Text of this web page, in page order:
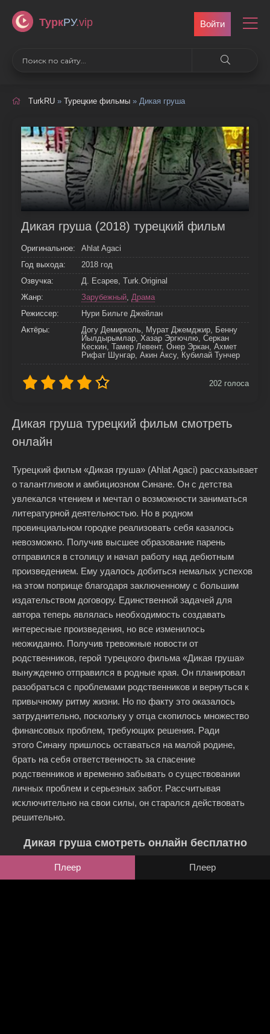
ТуркРУ.vip Войти
TurkRU » Турецкие фильмы » Дикая груша
Дикая груша (2018) турецкий фильм
Оригинальное:
Ahlat Agaci
Год выхода:
2018 год
Озвучка:
Д. Есарев, Turk.Original
Жанр:
Зарубежный, Драма
Режиссер:
Нури Бильге Джейлан
Актёры:
Догу Демирколь, Мурат Джемджир, Бенну
Йылдырымлар, Хазар Эргючлю, Серкан
Кескин, Тамер Левент, Онер Эркан, Ахмет
Рифат Шунгар, Акин Аксу, Кубилай Тунчер
202 голоса
Дикая груша турецкий фильм смотреть
онлайн
Турецкий фильм «Дикая груша» (Ahlat Agaci) рассказывает
о талантливом и амбициозном Синане. Он с детства
увлекался чтением и мечтал о возможности заниматься
литературной деятельностью. Но в родном
провинциальном городке реализовать себя казалось
невозможно. Получив высшее образование парень
отправился в столицу и начал работу над дебютным
произведением. Ему удалось добиться немалых успехов
на этом поприще благодаря заключенному с большим
издательством договору. Единственной задачей для
автора теперь являлась необходимость создавать
интересные произведения, но все изменилось
неожиданно. Получив тревожные новости от
родственников, герой турецкого фильма «Дикая груша»
вынужденно отправился в родные края. Он планировал
разобраться с проблемами родственников и вернуться к
привычному ритму жизни. Но по факту это оказалось
затруднительно, поскольку у отца скопилось множество
финансовых проблем, требующих решения. Ради
этого Синану пришлось оставаться на малой родине,
брать на себя ответственность за спасение
родственников и временно забывать о существовании
личных проблем и серьезных забот. Рассчитывая
исключительно на свои силы, он старался действовать
решительно.
Дикая груша смотреть онлайн бесплатно
Плеер Плеер